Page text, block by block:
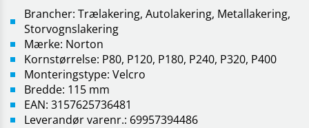
Brancher: Trælakering, Autolakering, Metallakering,
Storvognslakering
Mærke: Norton
Kornstørrelse: P80, P120, P180, P240, P320, P400
Monteringstype: Velcro
Bredde: 115 mm
EAN: 3157625736481
Leverandør varenr.: 69957394486